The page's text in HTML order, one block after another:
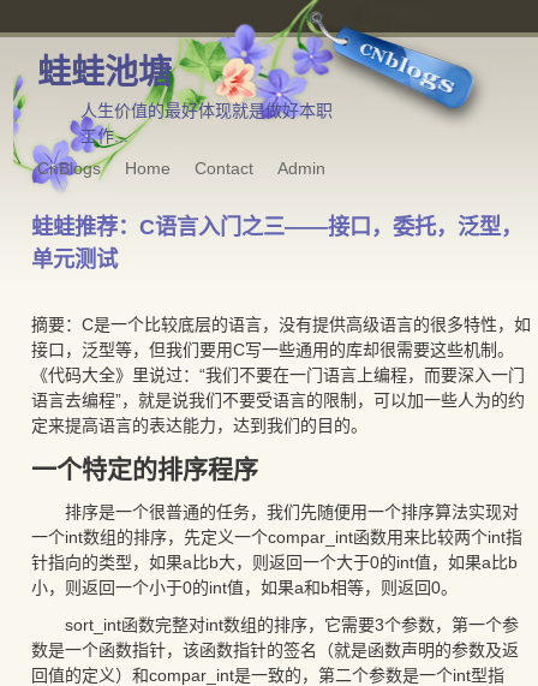
蛙蛙池塘
人生价值的最好体现就是做好本职
工作...
CnBlogs
Home Contact Admin
蛙蛙推荐：C语言入门之三——接口，委托，泛型，
单元测试
摘要：C是一个比较底层的语言，没有提供高级语言的很多特性，如
接口，泛型等，但我们要用C写一些通用的库却很需要这些机制。
《代码大全》里说过：“我们不要在一门语言上编程，而要深入一门
语言去编程”，就是说我们不要受语言的限制，可以加一些人为的约
定来提高语言的表达能力，达到我们的目的。
一个特定的排序程序
排序是一个很普通的任务，我们先随便用一个排序算法实现对
一个int数组的排序，先定义一个compar_int函数用来比较两个int指
针指向的类型，如果a比b大，则返回一个大于0的int值，如果a比b
小，则返回一个小于0的int值，如果a和b相等，则返回0。
sort_int函数完整对int数组的排序，它需要3个参数，第一个参
数是一个函数指针，该函数指针的签名（就是函数声明的参数及返
回值的定义）和compar_int是一致的，第二个参数是一个int型指